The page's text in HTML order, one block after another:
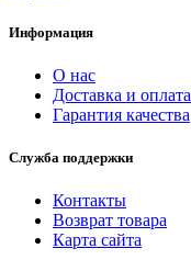
Информация
О нас
Доставка и оплата
Гарантия качества
Служба поддержки
Контакты
Возврат товара
Карта сайта